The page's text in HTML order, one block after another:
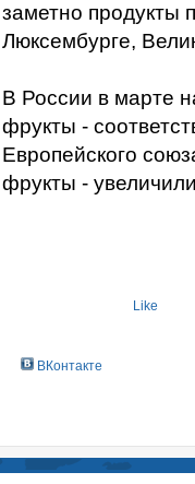
заметно продукты
Люксембурге,
В России в марте
фрукты -
Европейского
фрукты -
Like
ВКонтакте